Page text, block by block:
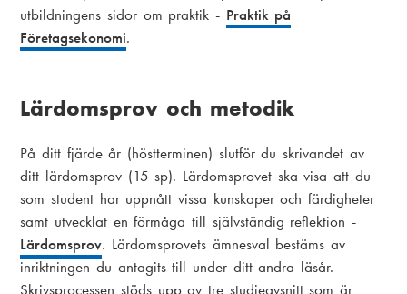
utbildningens sidor om praktik - Praktik på
Företagsekonomi.
Lärdomsprov och metodik
På ditt fjärde år (höstterminen) slutför du skrivandet av
ditt lärdomsprov (15 sp). Lärdomsprovet ska visa att du
som student har uppnått vissa kunskaper och färdigheter
samt utvecklat en förmåga till självständig reflektion -
Lärdomsprov. Lärdomsprovets ämnesval bestäms av
inriktningen du antagits till under ditt andra läsår.